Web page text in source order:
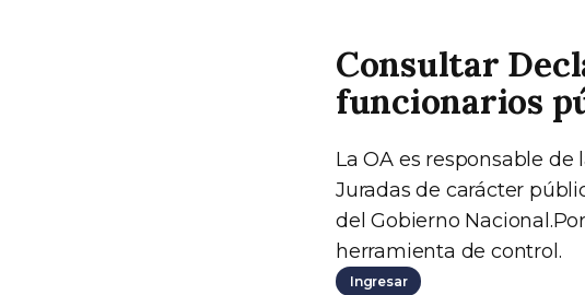
Consultar
funcionarios
La OA es responsable
Juradas de carácter
del Gobierno
herramienta de control.
Ingresar